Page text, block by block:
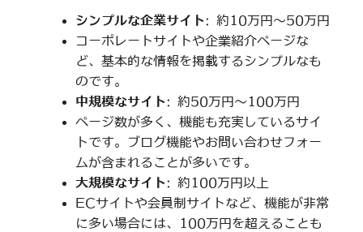
シンプルな企業サイト: 約10万円～50万円
コーポレートサイトや企業紹介ページな
ど、基本的な情報を掲載するシンプルなも
のです。
中規模なサイト: 約50万円～100万円
ページ数が多く、機能も充実しているサイ
トです。ブログ機能やお問い合わせフォー
ムが含まれることが多いです。
大規模なサイト: 約100万円以上
ECサイトや会員制サイトなど、機能が非常
に多い場合には、100万円を超えることも